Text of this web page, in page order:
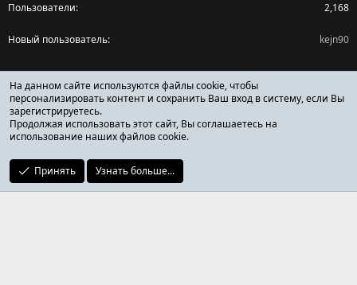
Пользователи 2,168
Новый пользователь kejn90
Поделиться страницей
Facebook
X (Twitter)
Reddit
ОТЗЫВЫ ОНЛАЙН ФОРУМ
На данном сайте используются файлы cookie, чтобы
персонализировать контент и сохранить Ваш вход в систему, если Вы
зарегистрируетесь.
Продолжая использовать этот сайт, Вы соглашаетесь на
использование наших файлов cookie.
Принять Узнать больше...